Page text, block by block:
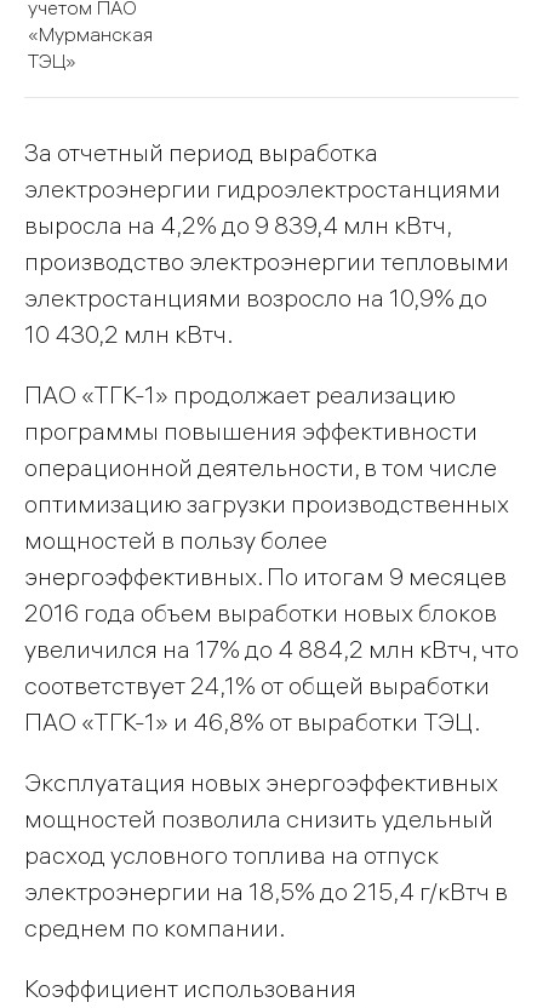
учетом ПАО
«Мурманская
ТЭЦ»
За отчетный период выработка
электроэнергии гидроэлектростанциями
выросла на 4,2% до 9 839,4 млн кВтч,
производство электроэнергии тепловыми
электростанциями возросло на 10,9% до
10 430,2 млн кВтч.
ПАО «ТГК-1» продолжает реализацию
программы повышения эффективности
операционной деятельности, в том числе
оптимизацию загрузки производственных
мощностей в пользу более
энергоэффективных. По итогам 9 месяцев
2016 года объем выработки новых блоков
увеличился на 17% до 4 884,2 млн кВтч, что
соответствует 24,1% от общей выработки
ПАО «ТГК-1» и 46,8% от выработки ТЭЦ.
Эксплуатация новых энергоэффективных
мощностей позволила снизить удельный
расход условного топлива на отпуск
электроэнергии на 18,5% до 215,4 г/кВтч в
среднем по компании.
Коэффициент использования